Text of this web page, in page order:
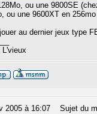
ou une 9800SE
ou une 9600XT en 256mo
au dernier jeux type
L'vieux
2005 à 16:07 Sujet du